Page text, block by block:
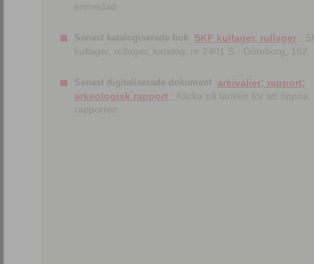
enmedad
Senast katalogiserade bok SKF kullager, rullager ;
kullager, rullager, katalog. nr 2401 S.- Göteborg, 162
Senast digitaliserade dokument arkivalier; rapport;
arkeologisk rapport ; Klicka på länken för att öppna
rapporten